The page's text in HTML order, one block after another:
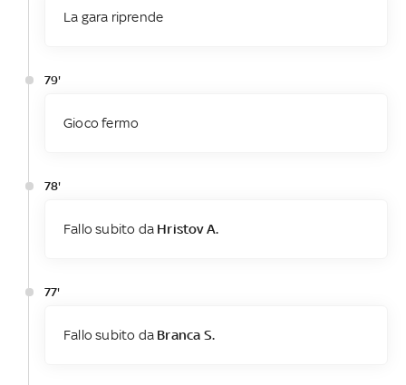
La gara riprende
79'
Gioco fermo
78'
Fallo subito da Hristov A.
77'
Fallo subito da Branca S.